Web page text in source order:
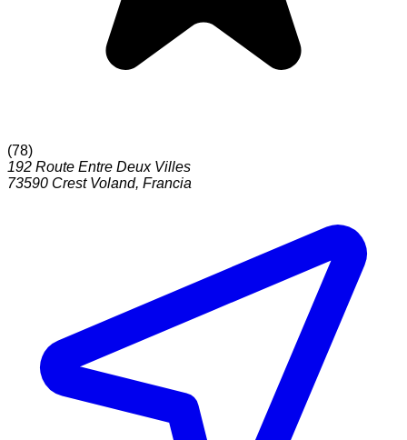
(78)
192 Route Entre Deux Villes
73590 Crest Voland, Francia